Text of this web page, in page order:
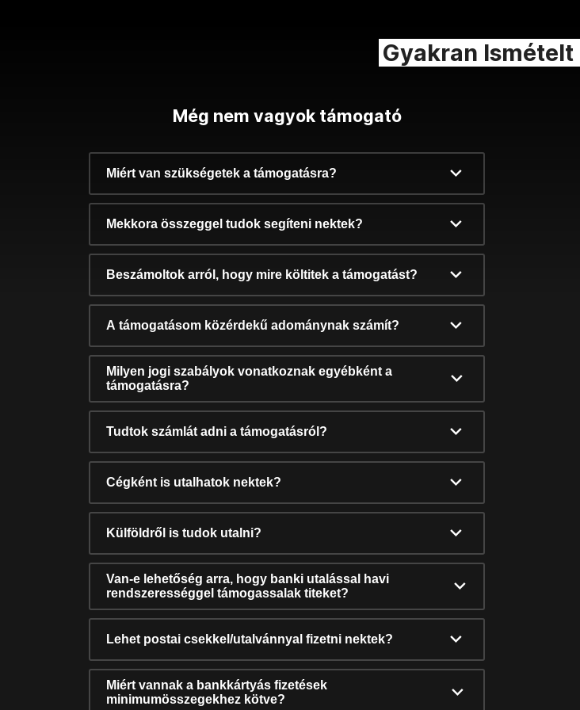
Gyakran Ismételt
Még nem vagyok támogató
Miért van szükségetek a támogatásra?
Mekkora összeggel tudok segíteni nektek?
Beszámoltok arról, hogy mire költitek a támogatást?
A támogatásom közérdekű adománynak számít?
Milyen jogi szabályok vonatkoznak egyébként a
támogatásra?
Tudtok számlát adni a támogatásról?
Cégként is utalhatok nektek?
Külföldről is tudok utalni?
Van-e lehetőség arra, hogy banki utalással havi
rendszerességgel támogassalak titeket?
Lehet postai csekkel/utalvánnyal fizetni nektek?
Miért vannak a bankkártyás fizetések
minimumösszegekhez kötve?